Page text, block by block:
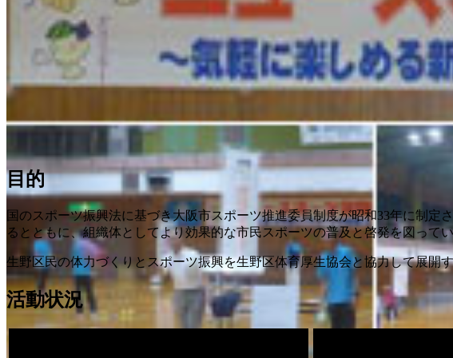
目的
国のスポーツ振興法に基づき大阪市スポーツ推進委員制度が昭和33年に制
るとともに、組織体としてより効果的な市民スポーツの普及と啓発を図っ
生野区民の体力づくりとスポーツ振興を生野区体育厚生協会と協力して展開
活動状況